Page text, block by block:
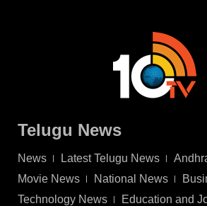
Telugu News
News Latest Telugu News
Movie News
National News
Technology News
Education and